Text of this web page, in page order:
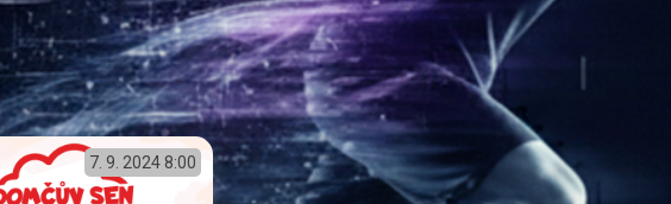
7. 9. 2024 8:00